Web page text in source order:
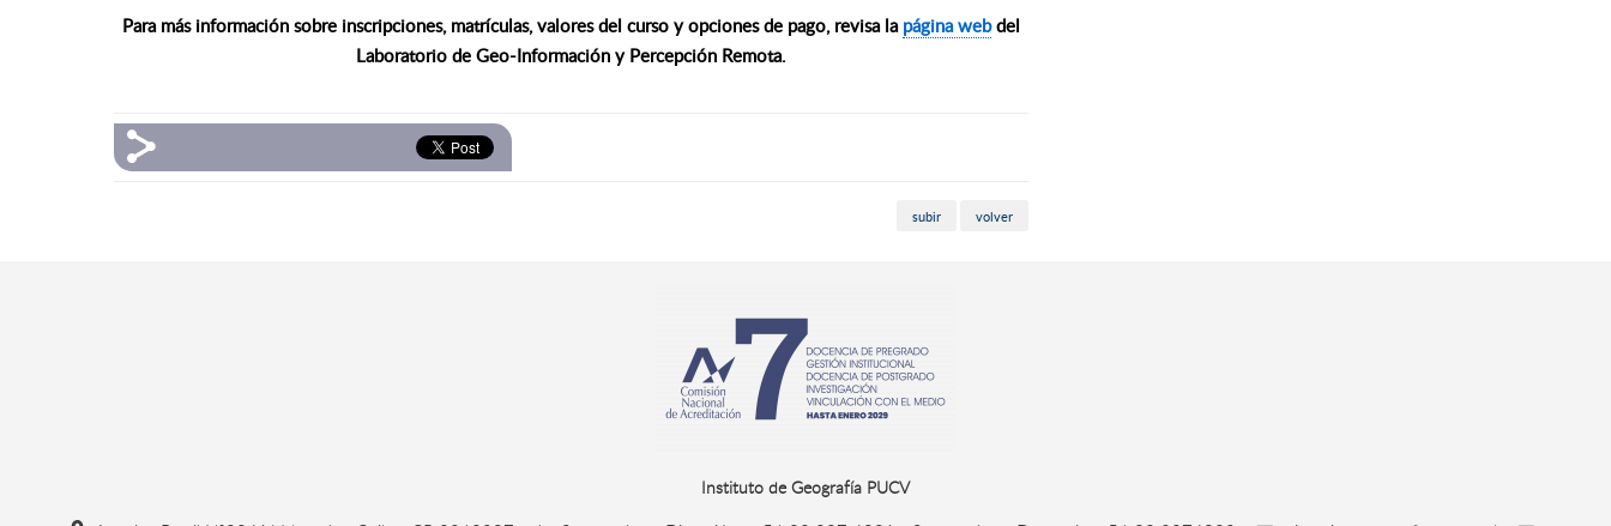
Para más información sobre inscripciones, matrículas, valores del curso y opciones de pago, revisa la página webdel
Laboratorio de Geo-Información y Percepción Remota.
subir volver
Instituto de Geografía PUCV